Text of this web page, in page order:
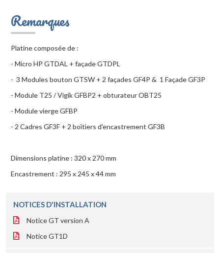
Remarques
Platine composée de :
- Micro HP GTDAL + façade GTDPL
- 3 Modules bouton GTSW + 2 façades GF4P & 1 Façade GF3P
- Module T25 / Vigik GFBP2 + obturateur OBT25
- Module vierge GFBP
- 2 Cadres GF3F + 2 boîtiers d'encastrement GF3B
Dimensions platine : 320 x 270 mm
Encastrement : 295 x 245 x 44 mm
NOTICES D'INSTALLATION
Notice GT version A
Notice GT1D